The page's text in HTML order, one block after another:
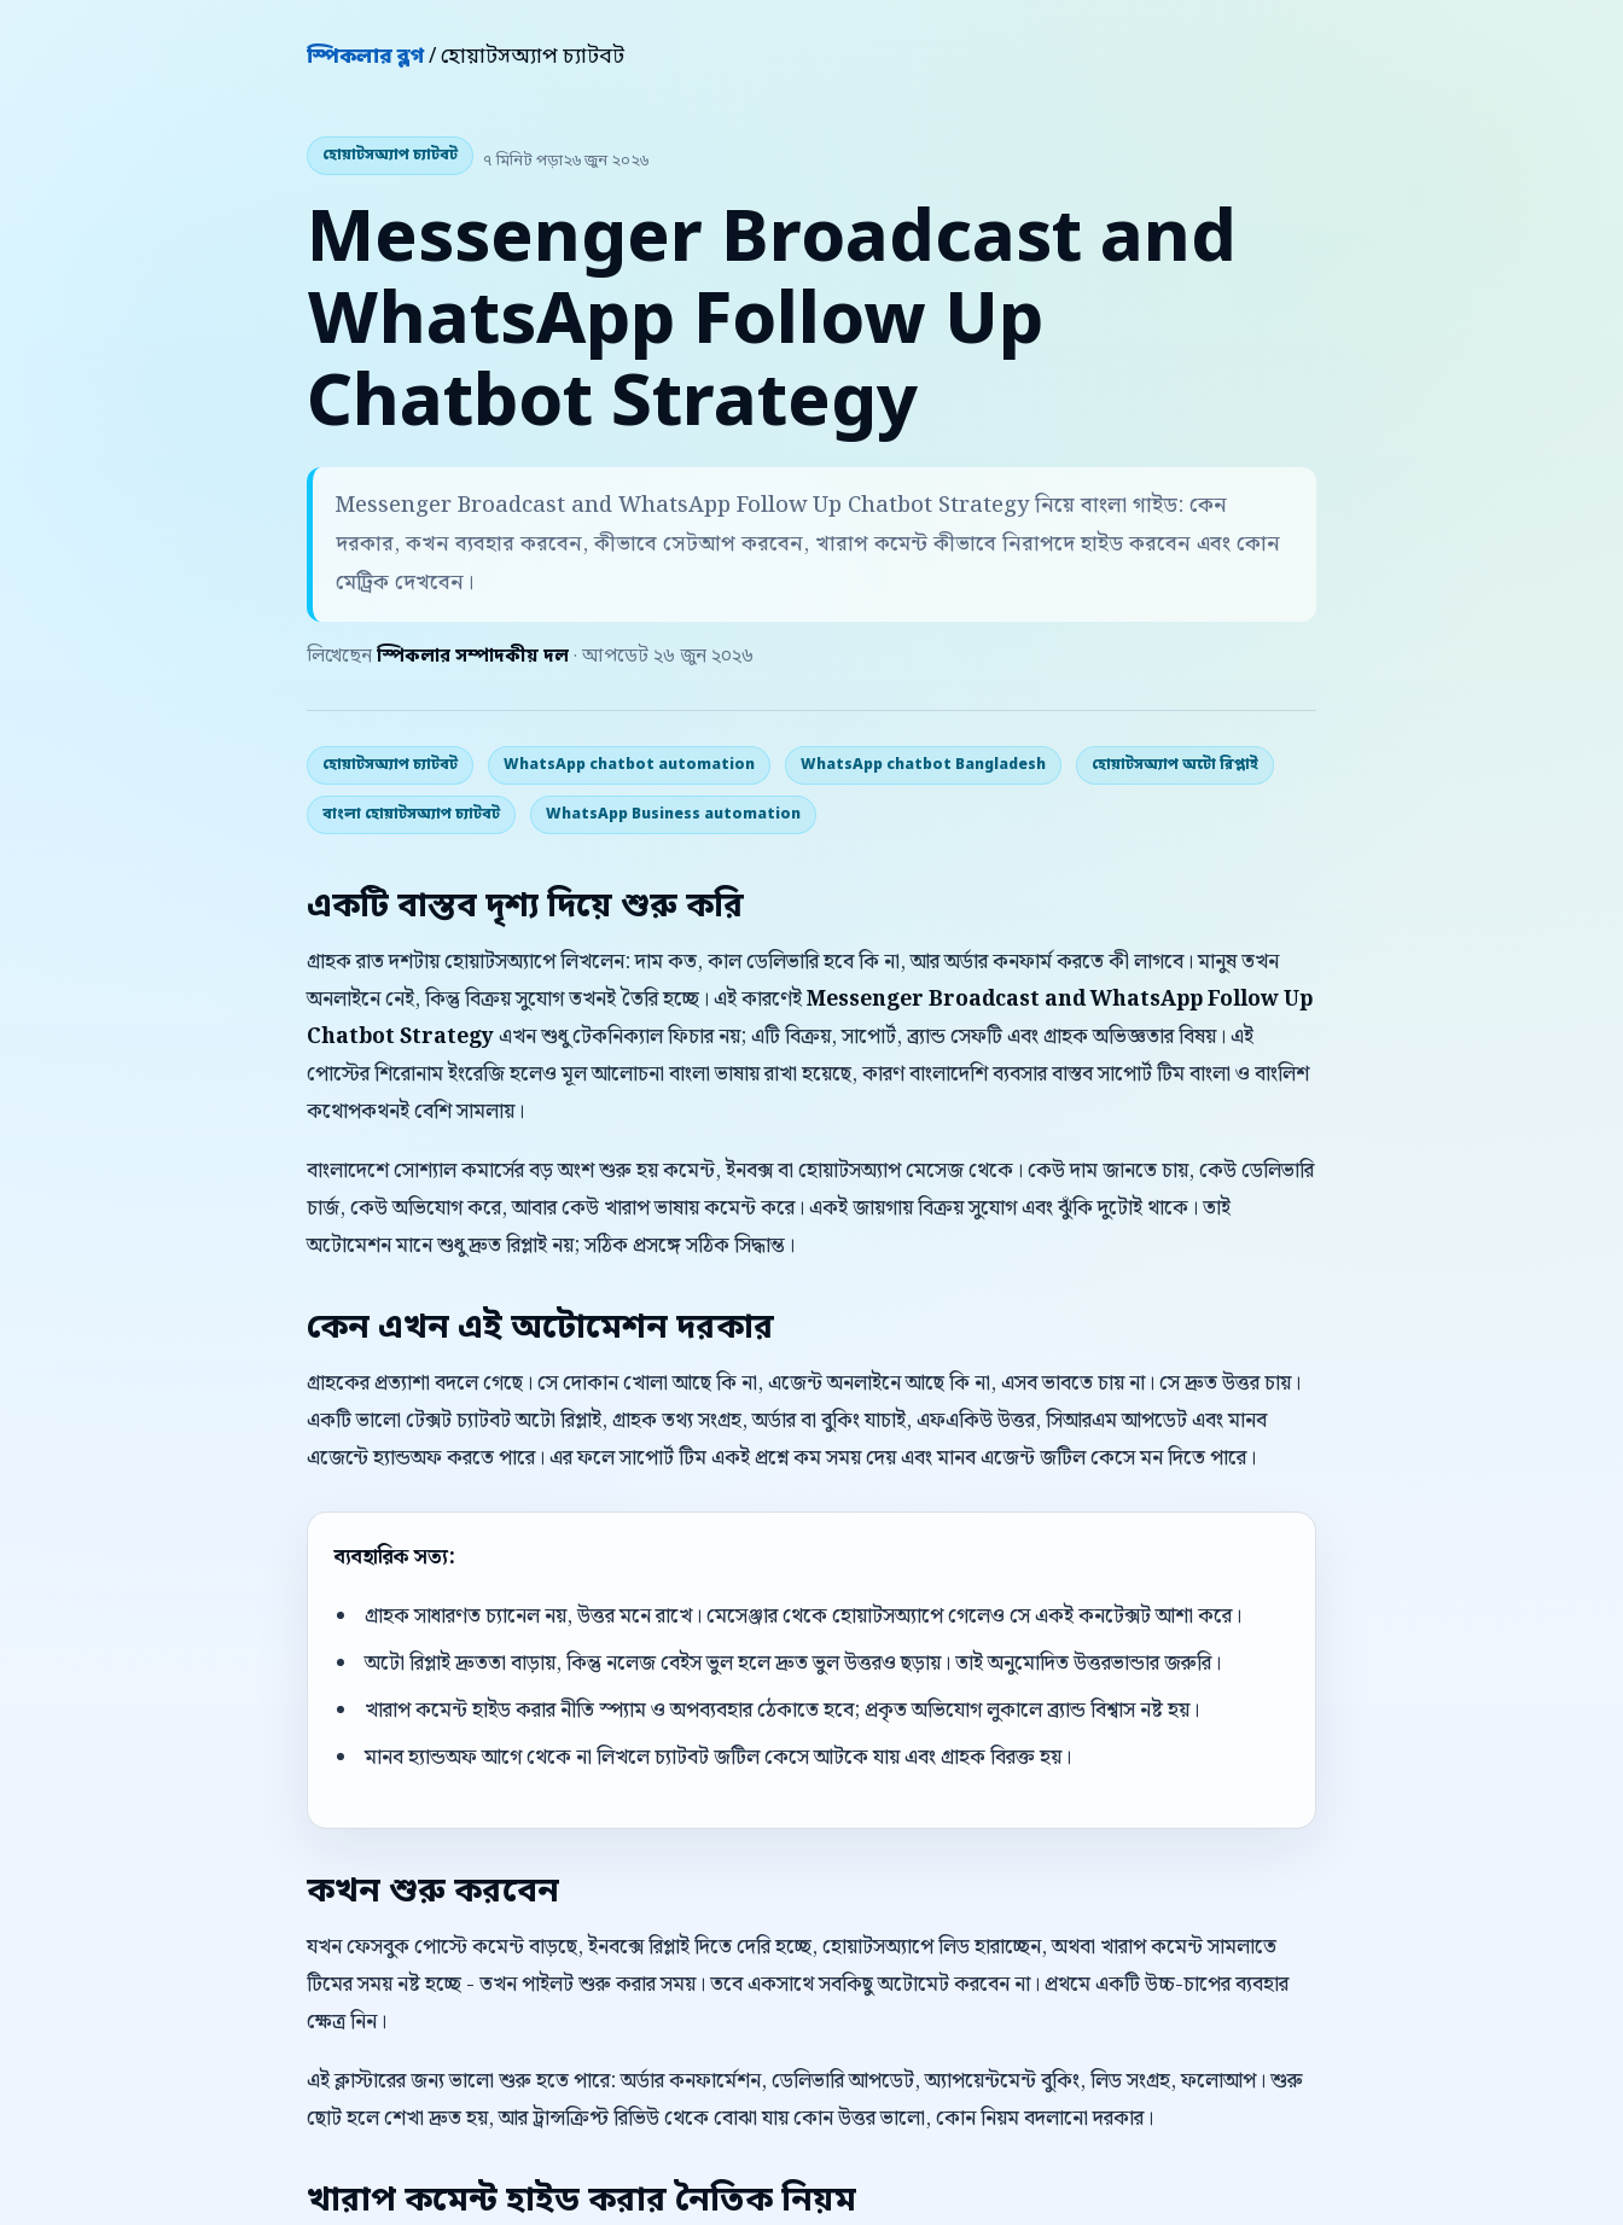
স্পিকলার ব্লগ/ হোয়াটসঅ্যাপ চ্যাটবট
হোয়াটসঅ্যাপ চ্যাটবট ৭ মিনিট পড়া২৬ জুন ২০২৬
Messenger Broadcast and
WhatsApp Follow Up
Chatbot Strategy
Messenger Broadcast and WhatsApp Follow Up Chatbot Strategy নিয়ে বাংলা গাইড: কেন
দরকার, কখন ব্যবহার করবেন, কীভাবে সেটআপ করবেন, খারাপ কমেন্ট কীভাবে নিরাপদে হাইড করবেন এবং কোন
মেট্রিক দেখবেন।
লিখেছেন স্পিকলার সম্পাদকীয় দল · আপডেট ২৬ জুন ২০২৬
হোয়াটসঅ্যাপ চ্যাটবট WhatsApp chatbot automation WhatsApp chatbot Bangladesh হোয়াটসঅ্যাপ অটো রিপ্লাই
বাংলা হোয়াটসঅ্যাপ চ্যাটবট WhatsApp Business automation
একটি বাস্তব দৃশ্য দিয়ে শুরু করি
গ্রাহক রাত দশটায় হোয়াটসঅ্যাপে লিখলেন: দাম কত, কাল ডেলিভারি হবে কি না, আর অর্ডার কনফার্ম করতে কী লাগবে। মানুষ তখন
অনলাইনে নেই, কিন্তু বিক্রয় সুযোগ তখনই তৈরি হচ্ছে। এই কারণেইMessenger Broadcast and WhatsApp Follow Up
Chatbot Strategyএখন শুধু টেকনিক্যাল ফিচার নয়; এটি বিক্রয়, সাপোর্ট, ব্র্যান্ড সেফটি এবং গ্রাহক অভিজ্ঞতার বিষয়। এই
পোস্টের শিরোনাম ইংরেজি হলেও মূল আলোচনা বাংলা ভাষায় রাখা হয়েছে, কারণ বাংলাদেশি ব্যবসার বাস্তব সাপোর্ট টিম বাংলা ও বাংলিশ
কথোপকথনই বেশি সামলায়।
বাংলাদেশে সোশ্যাল কমার্সের বড় অংশ শুরু হয় কমেন্ট, ইনবক্স বা হোয়াটসঅ্যাপ মেসেজ থেকে। কেউ দাম জানতে চায়, কেউ ডেলিভারি
চার্জ, কেউ অভিযোগ করে, আবার কেউ খারাপ ভাষায় কমেন্ট করে। একই জায়গায় বিক্রয় সুযোগ এবং ঝুঁকি দুটোই থাকে। তাই
অটোমেশন মানে শুধু দ্রুত রিপ্লাই নয়; সঠিক প্রসঙ্গে সঠিক সিদ্ধান্ত।
কেন এখন এই অটোমেশন দরকার
গ্রাহকের প্রত্যাশা বদলে গেছে। সে দোকান খোলা আছে কি না, এজেন্ট অনলাইনে আছে কি না, এসব ভাবতে চায় না। সে দ্রুত উত্তর চায়।
একটি ভালো টেক্সট চ্যাটবট অটো রিপ্লাই, গ্রাহক তথ্য সংগ্রহ, অর্ডার বা বুকিং যাচাই, এফএকিউ উত্তর, সিআরএম আপডেট এবং মানব
এজেন্টে হ্যান্ডঅফ করতে পারে। এর ফলে সাপোর্ট টিম একই প্রশ্নে কম সময় দেয় এবং মানব এজেন্ট জটিল কেসে মন দিতে পারে।
ব্যবহারিক সত্য:
গ্রাহক সাধারণত চ্যানেল নয়, উত্তর মনে রাখে। মেসেঞ্জার থেকে হোয়াটসঅ্যাপে গেলেও সে একই কনটেক্সট আশা করে।
অটো রিপ্লাই দ্রুততা বাড়ায়, কিন্তু নলেজ বেইস ভুল হলে দ্রুত ভুল উত্তরও ছড়ায়। তাই অনুমোদিত উত্তরভান্ডার জরুরি।
খারাপ কমেন্ট হাইড করার নীতি স্প্যাম ও অপব্যবহার ঠেকাতে হবে; প্রকৃত অভিযোগ লুকালে ব্র্যান্ড বিশ্বাস নষ্ট হয়।
মানব হ্যান্ডঅফ আগে থেকে না লিখলে চ্যাটবট জটিল কেসে আটকে যায় এবং গ্রাহক বিরক্ত হয়।
কখন শুরু করবেন
যখন ফেসবুক পোস্টে কমেন্ট বাড়ছে, ইনবক্সে রিপ্লাই দিতে দেরি হচ্ছে, হোয়াটসঅ্যাপে লিড হারাচ্ছেন, অথবা খারাপ কমেন্ট সামলাতে
টিমের সময় নষ্ট হচ্ছে - তখন পাইলট শুরু করার সময়। তবে একসাথে সবকিছু অটোমেট করবেন না। প্রথমে একটি উচ্চ-চাপের ব্যবহার
ক্ষেত্র নিন।
এই ক্লাস্টারের জন্য ভালো শুরু হতে পারে: অর্ডার কনফার্মেশন, ডেলিভারি আপডেট, অ্যাপয়েন্টমেন্ট বুকিং, লিড সংগ্রহ, ফলোআপ। শুরু
ছোট হলে শেখা দ্রুত হয়, আর ট্রান্সক্রিপ্ট রিভিউ থেকে বোঝা যায় কোন উত্তর ভালো, কোন নিয়ম বদলানো দরকার।
খারাপ কমেন্ট হাইড করার নৈতিক নিয়ম